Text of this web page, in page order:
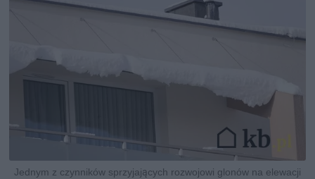
Jednym z czynników sprzyjających rozwojowi glonów na elewacji